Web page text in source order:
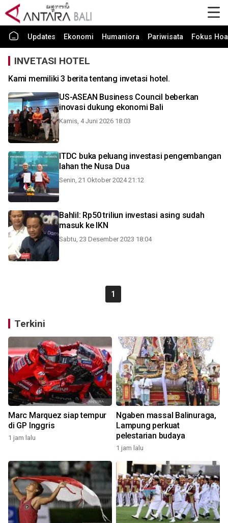
Updates Ekonomi Humaniora Pariwisata Fokus
INVETASI HOTEL
Kami memiliki 3 berita tentang invetasi hotel.
US-ASEAN Business Council beberkan
inovasi dukung ekonomi Bali
Kamis, 4 Juni 2026 18:03
ITDC buka peluang investasi pengembangan
lahan the Nusa Dua
Senin, 21 Oktober 2024 21:12
Bahlil: Rp50 triliun investasi asing sudah
masuk ke IKN
Sabtu, 23 Desember 2023 18:04
1
Terkini
Marc Marquez siap tempur
di GP Inggris
1 jam lalu
Ngaben massal Balinuraga,
Lampung perkuat
pelestarian budaya
1 jam lalu